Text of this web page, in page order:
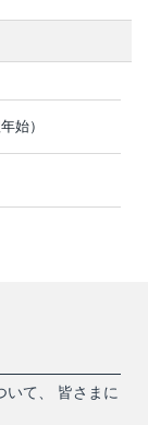
始）
いて、 皆さまに